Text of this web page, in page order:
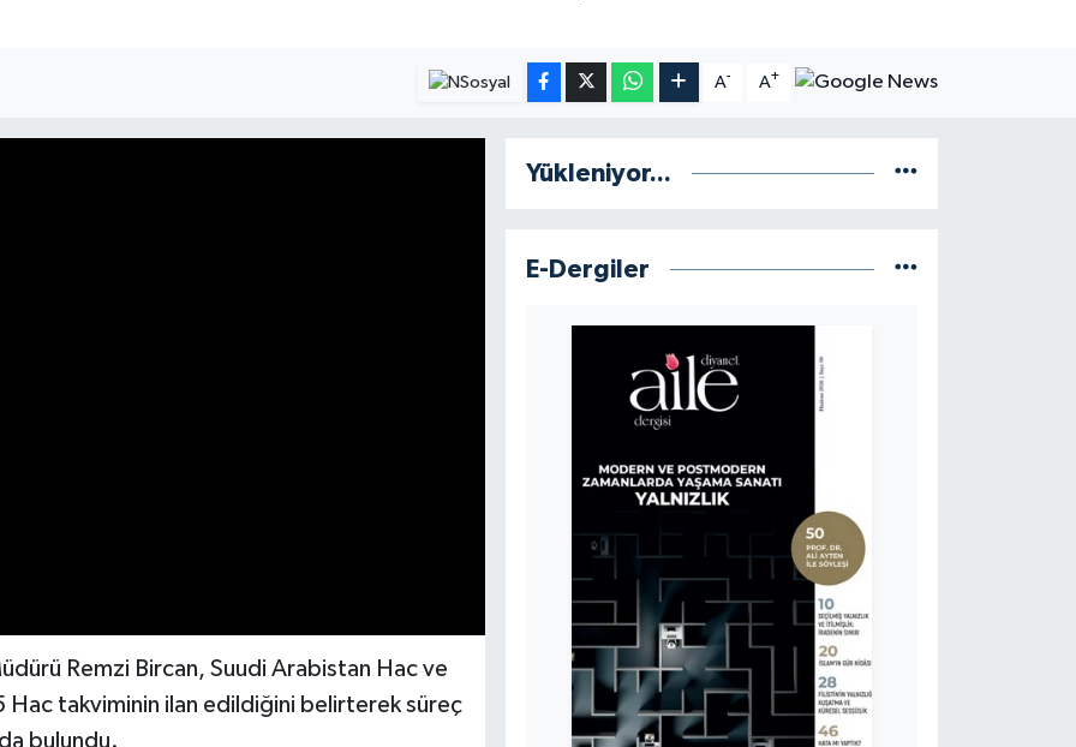
A- A+
Remzi Bircan, Suudi Arabistan Hac ve
Hac takviminin ilan edildiğini belirterek süreç
bulundu.
Yükleniyor...
E-Dergiler